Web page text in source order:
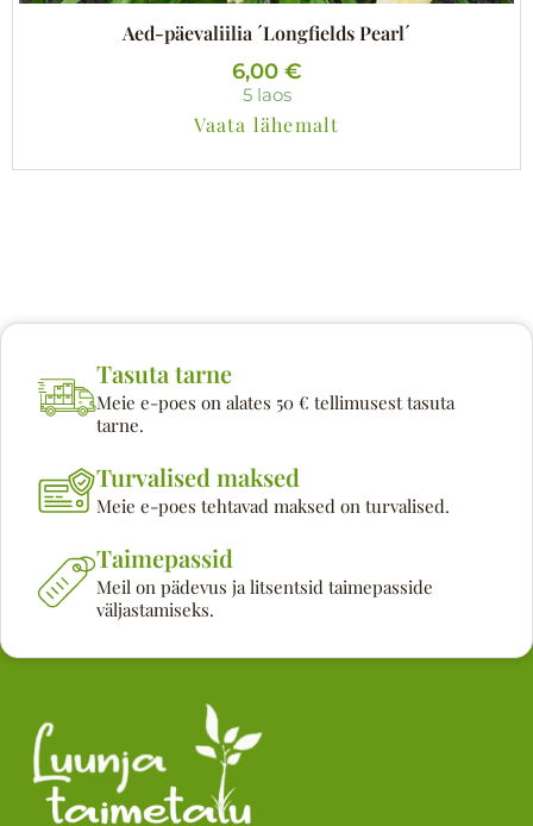
Aed-päevaliilia ´Longfields Pearl´
6,00 €
5 laos
Vaata lähemalt
Tasuta tarne
Meie e-poes on alates 50 € tellimusest tasuta
tarne.
Turvalised maksed
Meie e-poes tehtavad maksed on turvalised.
Taimepassid
Meil on pädevus ja litsentsid taimepasside
väljastamiseks.